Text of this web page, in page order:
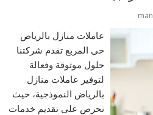
عاملات منازل بالرياض
حى المربع تقدم شركتنا
حلول موثوقة وفعالة
لتوفير عاملات منازل
بالرياض النموذجية، حيث
نحرص على تقديم خدمات